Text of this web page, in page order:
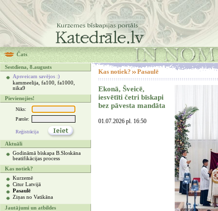
Čats
Sestdiena, 8.augusts
Apsveicam savējos :)
kammeelija, fa100, fa1000,
nika9
Pievienojies!
Niks:
Parole:
Reģistrācija
Aktuāli
Godināmā bīskapa B.Sloskāna
beatifikācijas process
Kas notiek?
Kurzemē
Citur Latvijā
Pasaulē
Ziņas no Vatikāna
Jautājumi un atbildes
Kas notiek? Pasaulē
Ekonā, Šveicē,
iesvētīti četri bīskapi
bez pāvesta mandāta
01.07.2026 pl. 16:50